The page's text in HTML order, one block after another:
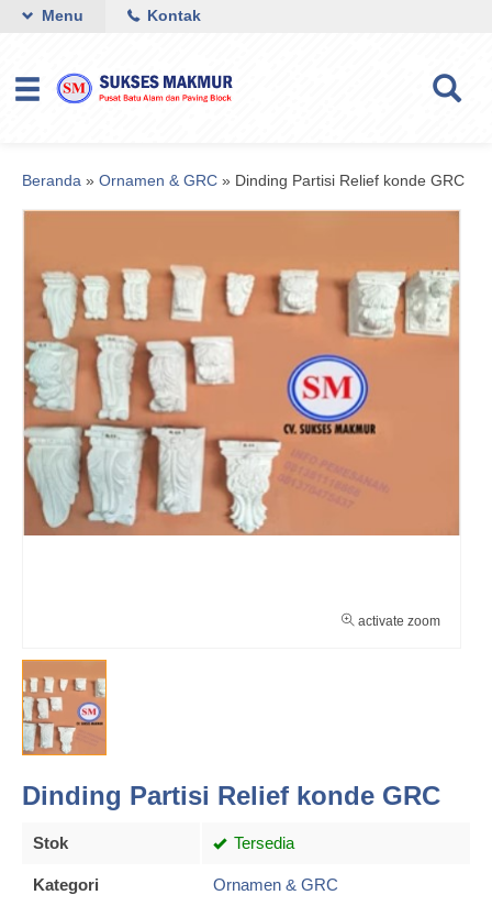
Menu Kontak
Beranda » Ornamen & GRC » Dinding Partisi Relief konde GRC
activate zoom
Dinding Partisi Relief konde GRC
Stok Tersedia
Kategori Ornamen & GRC